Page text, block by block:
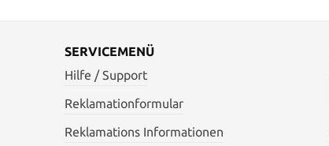
SERVICEMENÜ
Hilfe / Support
Reklamationformular
Reklamations Informationen